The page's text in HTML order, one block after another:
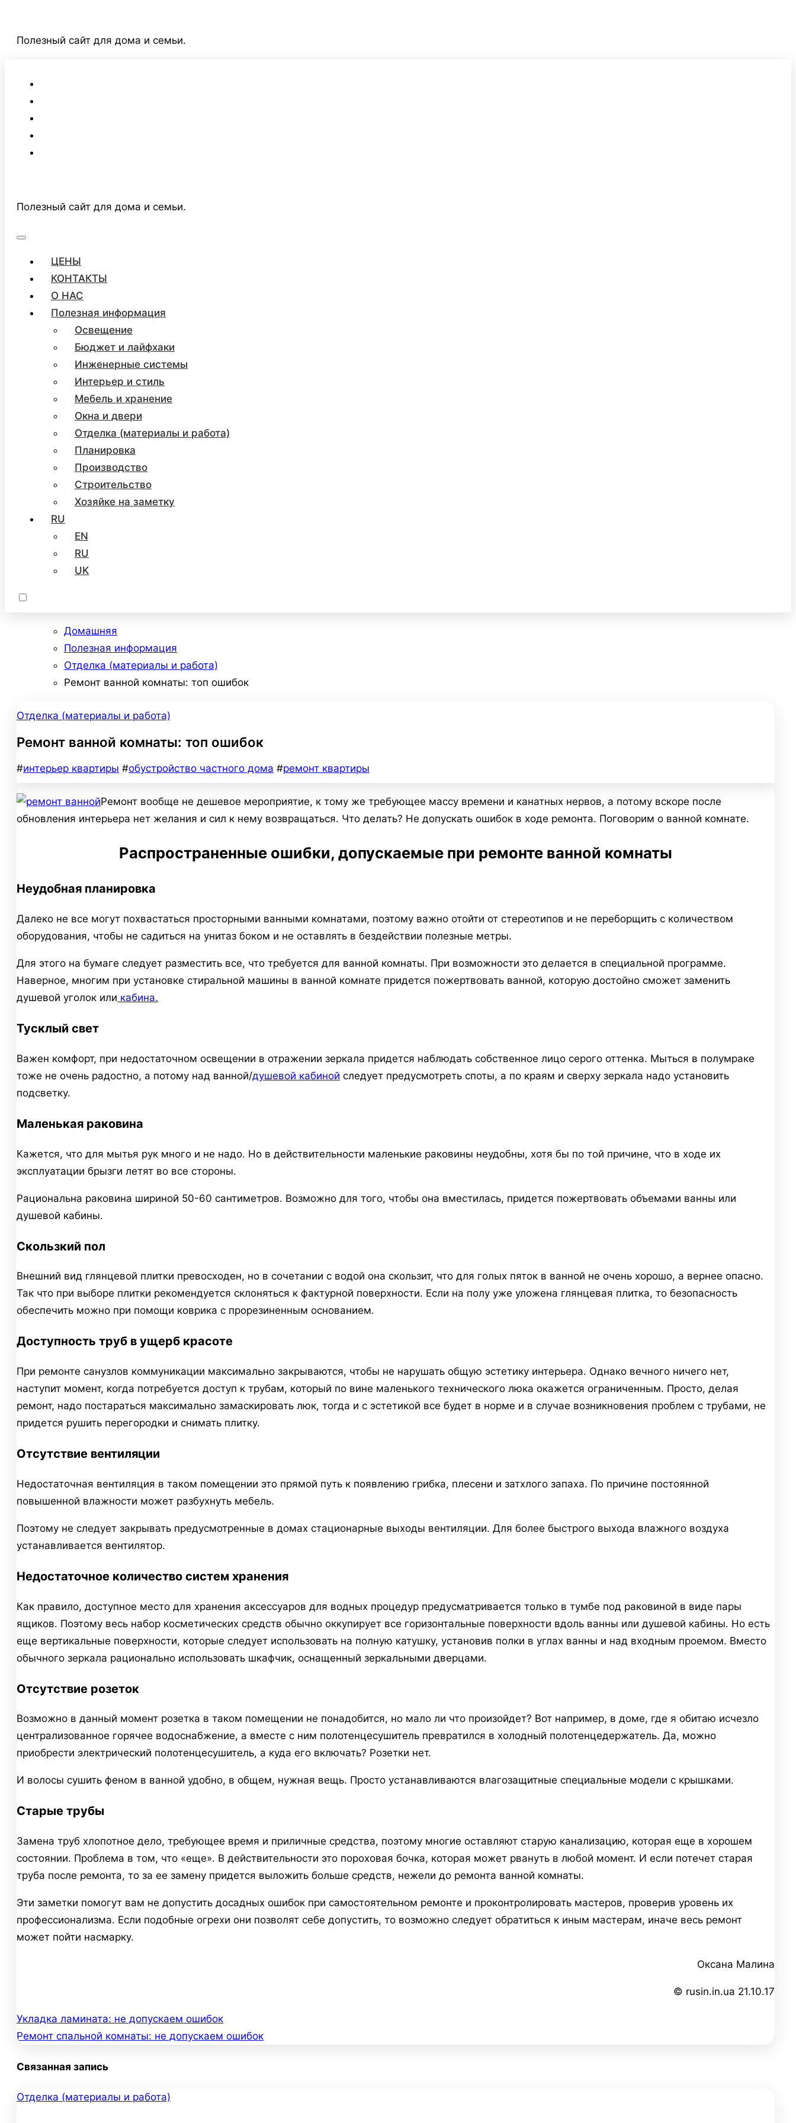
содержимому
Полезный сайт для дома и семьи.
Полезный сайт для дома и семьи.
ЦЕНЫ
КОНТАКТЫ
О НАС
Полезная информация
Освещение
Бюджет и лайфхаки
Инженерные системы
Интерьер и стиль
Мебель и хранение
Окна и двери
Отделка (материалы и работа)
Планировка
Производство
Строительство
Хозяйке на заметку
RU
EN
RU
UK
Домашняя
Полезная информация
Отделка (материалы и работа)
Ремонт ванной комнаты: топ ошибок
Отделка (материалы и работа)
Ремонт ванной комнаты: топ ошибок
#интерьер квартиры #обустройство частного дома #ремонт квартиры
Ремонт вообще не дешевое мероприятие, к тому же требующее массу времени и канатных нервов, а потому вскоре после
обновления интерьера нет желания и сил к нему возвращаться. Что делать? Не допускать ошибок в ходе ремонта. Поговорим о ванной комнате.
Распространенные ошибки, допускаемые при ремонте ванной комнаты
Неудобная планировка
Далеко не все могут похвастаться просторными ванными комнатами, поэтому важно отойти от стереотипов и не переборщить с количеством
оборудования, чтобы не садиться на унитаз боком и не оставлять в бездействии полезные метры.
Для этого на бумаге следует разместить все, что требуется для ванной комнаты. При возможности это делается в специальной программе.
Наверное, многим при установке стиральной машины в ванной комнате придется пожертвовать ванной, которую достойно сможет заменить
душевой уголок или кабина.
Тусклый свет
Важен комфорт, при недостаточном освещении в отражении зеркала придется наблюдать собственное лицо серого оттенка. Мыться в полумраке
тоже не очень радостно, а потому над ванной/душевой кабиной следует предусмотреть споты, а по краям и сверху зеркала надо установить
подсветку.
Маленькая раковина
Кажется, что для мытья рук много и не надо. Но в действительности маленькие раковины неудобны, хотя бы по той причине, что в ходе их
эксплуатации брызги летят во все стороны.
Рациональна раковина шириной 50-60 сантиметров. Возможно для того, чтобы она вместилась, придется пожертвовать объемами ванны или
душевой кабины.
Скользкий пол
Внешний вид глянцевой плитки превосходен, но в сочетании с водой она скользит, что для голых пяток в ванной не очень хорошо, а вернее опасно.
Так что при выборе плитки рекомендуется склоняться к фактурной поверхности. Если на полу уже уложена глянцевая плитка, то безопасность
обеспечить можно при помощи коврика с прорезиненным основанием.
Доступность труб в ущерб красоте
При ремонте санузлов коммуникации максимально закрываются, чтобы не нарушать общую эстетику интерьера. Однако вечного ничего нет,
наступит момент, когда потребуется доступ к трубам, который по вине маленького технического люка окажется ограниченным. Просто, делая
ремонт, надо постараться максимально замаскировать люк, тогда и с эстетикой все будет в норме и в случае возникновения проблем с трубами, не
придется рушить перегородки и снимать плитку.
Отсутствие вентиляции
Недостаточная вентиляция в таком помещении это прямой путь к появлению грибка, плесени и затхлого запаха. По причине постоянной
повышенной влажности может разбухнуть мебель.
Поэтому не следует закрывать предусмотренные в домах стационарные выходы вентиляции. Для более быстрого выхода влажного воздуха
устанавливается вентилятор.
Недостаточное количество систем хранения
Как правило, доступное место для хранения аксессуаров для водных процедур предусматривается только в тумбе под раковиной в виде пары
ящиков. Поэтому весь набор косметических средств обычно оккупирует все горизонтальные поверхности вдоль ванны или душевой кабины. Но есть
еще вертикальные поверхности, которые следует использовать на полную катушку, установив полки в углах ванны и над входным проемом. Вместо
обычного зеркала рационально использовать шкафчик, оснащенный зеркальными дверцами.
Отсутствие розеток
Возможно в данный момент розетка в таком помещении не понадобится, но мало ли что произойдет? Вот например, в доме, где я обитаю исчезло
централизованное горячее водоснабжение, а вместе с ним полотенцесушитель превратился в холодный полотенцедержатель. Да, можно
приобрести электрический полотенцесушитель, а куда его включать? Розетки нет.
И волосы сушить феном в ванной удобно, в общем, нужная вещь. Просто устанавливаются влагозащитные специальные модели с крышками.
Старые трубы
Замена труб хлопотное дело, требующее время и приличные средства, поэтому многие оставляют старую канализацию, которая еще в хорошем
состоянии. Проблема в том, что «еще». В действительности это пороховая бочка, которая может рвануть в любой момент. И если потечет старая
труба после ремонта, то за ее замену придется выложить больше средств, нежели до ремонта ванной комнаты.
Эти заметки помогут вам не допустить досадных ошибок при самостоятельном ремонте и проконтролировать мастеров, проверив уровень их
профессионализма. Если подобные огрехи они позволят себе допустить, то возможно следует обратиться к иным мастерам, иначе весь ремонт
может пойти насмарку.
Оксана Малина
© rusin.in.ua 21.10.17
Навигация
записям
Укладка ламината: не допускаем ошибок
Ремонт спальной комнаты: не допускаем ошибок
Связанная запись
Отделка (материалы и работа)